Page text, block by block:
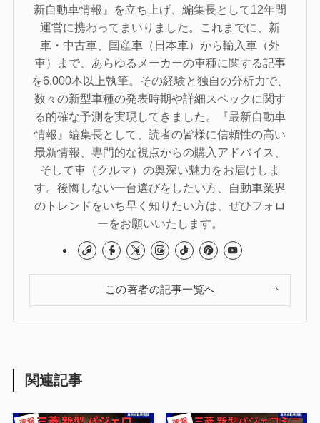
新自動車情報』を立ち上げ、編集長として12年間
運営に携わってまいりました。これまでに、新
車・中古車、国産車（日本車）から輸入車（外
車）まで、あらゆるメーカーの車種に関する記事
を6,000本以上執筆。その経験と独自の分析力で、
数々の新型車種の発表時期や詳細スペックに関す
る的確な予測を実現してきました。『最新自動車
情報』編集長として、読者の皆様に信頼性の高い
最新情報、専門的な視点からの購入アドバイス、
そして車（クルマ）の奥深い魅力をお届けしま
す。後悔しない一台選びをしたい方、自動車業界
のトレンドをいち早く知りたい方は、ぜひフォロ
ーをお願いいたします。
この著者の記事一覧へ
関連記事